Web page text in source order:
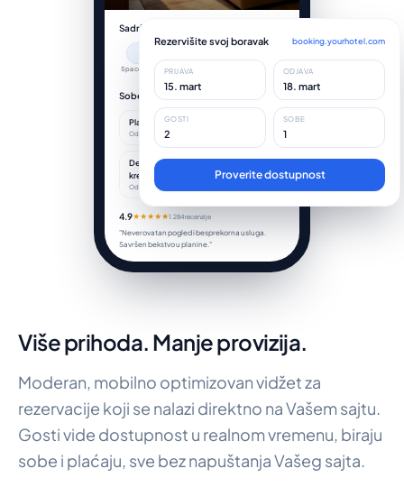
Sadržaji
Spa centar Bazen Bar
Sobe Pregledajte sve
Planinski apartman
Od 320$ po noći
Deluxe soba sa bračnim
krevetom
Od 240$ po noći
Odaberite
4.9★★★★★1.284 recenzije
"Neverovatan pogled i besprekorna usluga.
Savršen bekstvo u planine."
Rezervišite svoj boravak booking.yourhotel.com
PRIJAVA
15. mart
ODJAVA
18. mart
GOSTI
2
SOBE
1
Proverite dostupnost
Više prihoda. Manje provizija.
Moderan, mobilno optimizovan vidžet za
rezervacije koji se nalazi direktno na Vašem sajtu.
Gosti vide dostupnost u realnom vremenu, biraju
sobe i plaćaju, sve bez napuštanja Vašeg sajta.